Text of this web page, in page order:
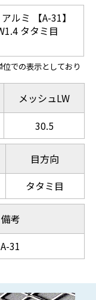
ルミ 【A-31】
タタミ目
での表示としており
メッシュLW
30.5
目方向
タタミ目
備考
A-31